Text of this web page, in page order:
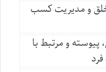
و مدیریت کسب
پیوسته و مرتبط با